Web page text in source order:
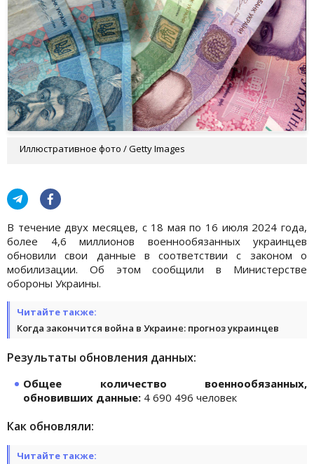
Иллюстративное фото / Getty Images
В течение двух месяцев, с 18 мая по 16 июля 2024 года,
более 4,6 миллионов военнообязанных украинцев
обновили свои данные в соответствии с законом о
мобилизации. Об этом сообщили в Министерстве
обороны Украины.
Читайте также:
Когда закончится война в Украине: прогноз украинцев
Результаты обновления данных:
Общее количество военнообязанных,
обновивших данные: 4 690 496 человек
Как обновляли:
Читайте также: